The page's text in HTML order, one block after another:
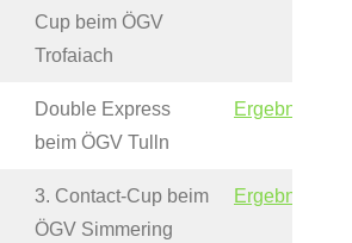
Cup beim ÖGV
Trofaiach
Double Express
beim ÖGV Tulln
Ergebnisse
3. Contact-Cup beim
ÖGV Simmering
Ergebnisse